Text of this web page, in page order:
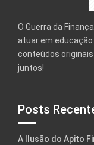
O Guerra da
atuar em educação
conteúdos
juntos!
Posts
A Ilusão do Apito